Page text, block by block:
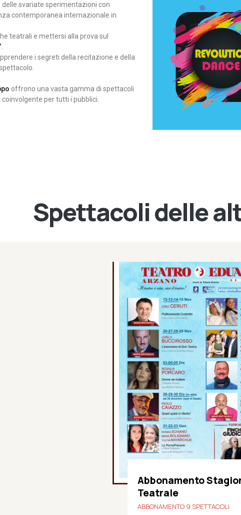
delle svariate sperimentazioni con
contemporanea internazionale in
teatrali e mettersi alla prova sul
i segreti della recitazione e della
offrono una vasta gamma di spettacoli
per tutti i pubblici.
Revolution
Rassegna di
contemporanea – I
Continua
Spettacoli delle
Abbonamento
Teatrale
ABBONAMENTO 9 SPETTACOLI